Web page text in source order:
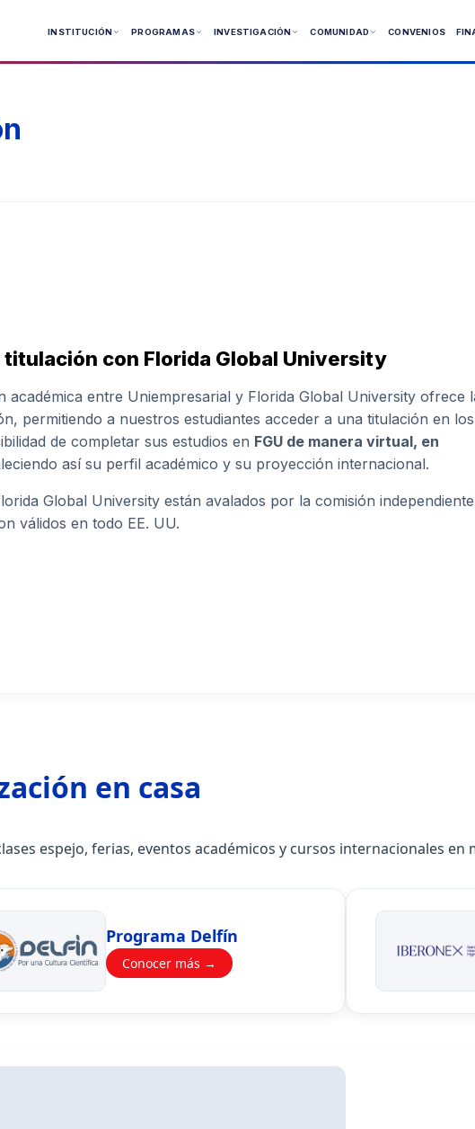
INSTITUCIÓN PROGRAMAS INVESTIGACIÓN COMUNIDAD CONVENIOS
con Florida Global University
académica entre Uniempresarial y Florida Global University ofrece
permitiendo a nuestros estudiantes acceder a una titulación en los
de completar sus estudios en FGU de manera virtual, en
así su perfil académico y su proyección internacional.
Global University están avalados por la comisión independiente
válidos en todo EE. UU.
en casa
espejo, ferias, eventos académicos y cursos internacionales
Programa Delfín
Conocer más →